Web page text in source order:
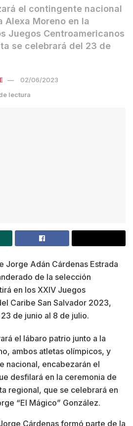
el contingente nacional
Alexa Moreno en la
Juegos Centroamericanos
se celebrará del 23 de
02/06/2023
lectura
Jorge Adán Cárdenas Estrada
de la selección
en los XXIV Juegos
Caribe San Salvador 2023,
de junio al 8 de julio.
el lábaro patrio junto a la
ambos atletas olímpicos, y
nacional, encabezarán el
desfilará en la ceremonia de
regional, que se celebrará en
“El Mágico” González.
Cárdenas formó parte de la